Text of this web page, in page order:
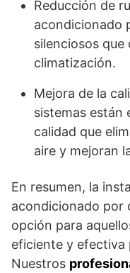
Reducción de
acondicionado
silenciosos
climatización.
Mejora de la
sistemas están
calidad que
aire y mejoran
En resumen, la
acondicionado por
opción para
eficiente y efectiva
Nuestros